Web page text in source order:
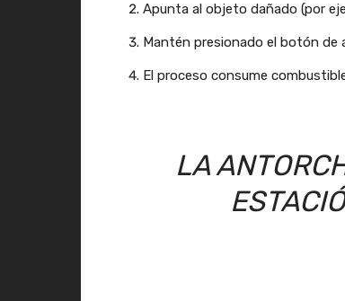
Apunta al objeto dañado (por
Mantén presionado el botón de
El proceso consume
LA